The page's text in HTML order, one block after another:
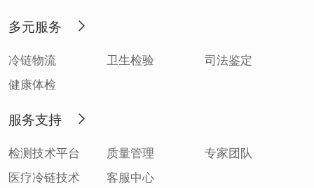
多元服务
冷链物流 卫生检验
司法鉴定
健康体检
服务支持
检测技术平台 质量管理
专家团队
医疗冷链技术
客服中心